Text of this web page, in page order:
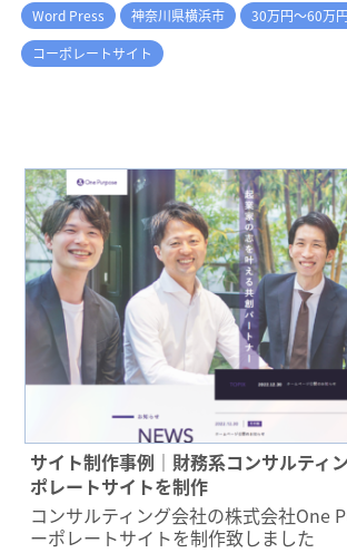
Word Press 神奈川県横浜市 30万円～60万円
コーポレートサイト
サイト制作事例｜財務系コンサルティ
ポレートサイトを制作
コンサルティング会社の株式会社One
ーポレートサイトを制作致しました